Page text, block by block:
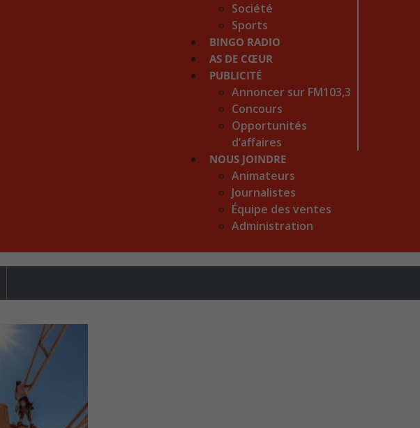
Société
Sports
BINGO RADIO
AS DE CŒUR
PUBLICITÉ
Annoncer sur FM103,3
Concours
Opportunités
d’affaires
NOUS JOINDRE
Animateurs
Journalistes
Équipe des ventes
Administration